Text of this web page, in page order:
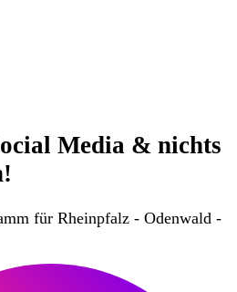
Media & nichts
für Rheinpfalz - Odenwald -